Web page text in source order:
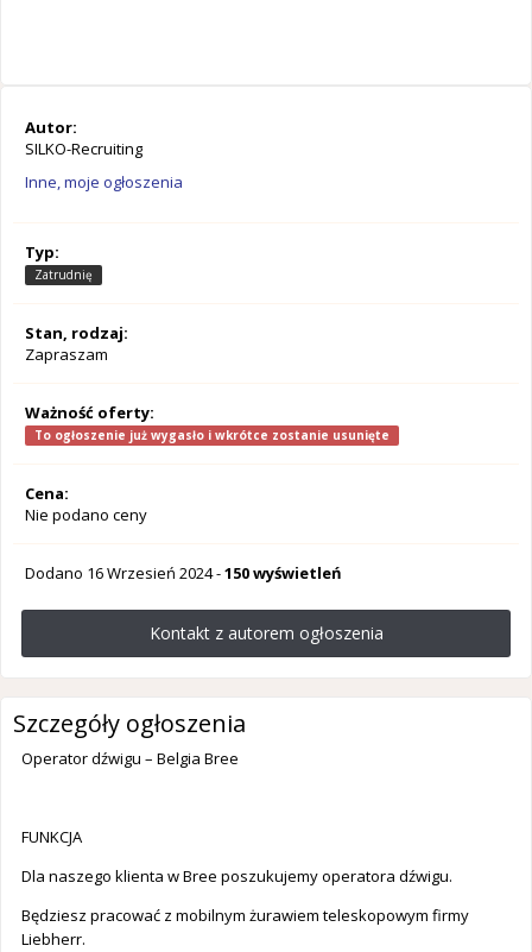
Autor:
SILKO-Recruiting
Inne, moje ogłoszenia
Typ:
Zatrudnię
Stan, rodzaj:
Zapraszam
Ważność oferty:
To ogłoszenie już wygasło i wkrótce zostanie usunięte
Cena:
Nie podano ceny
Dodano 16 Wrzesień 2024-150 wyświetleń
Kontakt z autorem ogłoszenia
Szczegóły ogłoszenia
Operator dźwigu – Belgia Bree
FUNKCJA
Dla naszego klienta w Bree poszukujemy operatora dźwigu.
Będziesz pracować z mobilnym żurawiem teleskopowym firmy
Liebherr.